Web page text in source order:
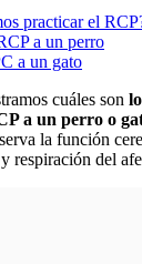
practicar el
a un perro
a un gato
cuáles son
a un perro o
la función
respiración del